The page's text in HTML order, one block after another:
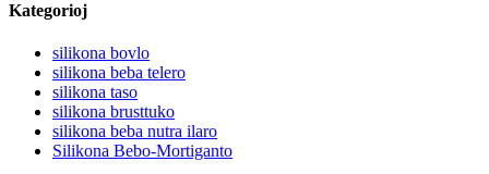
Kategorioj
silikona bovlo
silikona beba telero
silikona taso
silikona brusttuko
silikona beba nutra ilaro
Silikona Bebo-Mortiganto